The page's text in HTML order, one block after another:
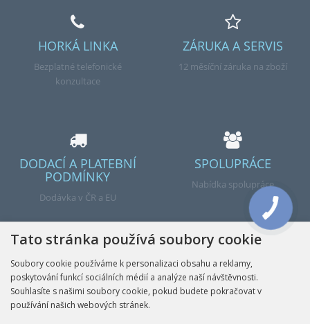
HORKÁ LINKA
Bezplatné telefonické
konzultace
ZÁRUKA A SERVIS
12 měsíční záruka na zboží
DODACÍ A PLATEBNÍ
PODMÍNKY
Dodávka v ČR a EU
SPOLUPRÁCE
Nabídka spolupráce
Hotovo
Tato stránka používá soubory cookie
Soubory cookie používáme k personalizaci obsahu a reklamy,
poskytování funkcí sociálních médií a analýze naší návštěvnosti.
Souhlasíte s našimi soubory cookie, pokud budete pokračovat v
používání našich webových stránek.